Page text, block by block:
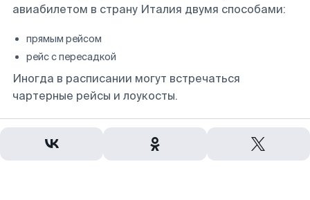
авиабилетом в страну Италия двумя способами:
прямым рейсом
рейс с пересадкой
Иногда в расписании могут встречаться
чартерные рейсы и лоукосты.